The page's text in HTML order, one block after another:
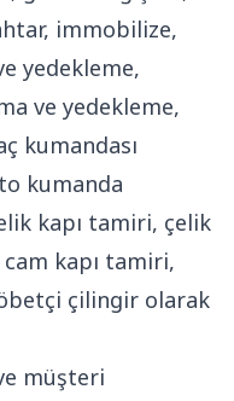
immobilize,
yedekleme,
ve yedekleme,
kumandası
kumanda
kapı tamiri, çelik
cam kapı tamiri,
çilingir olarak
müşteri